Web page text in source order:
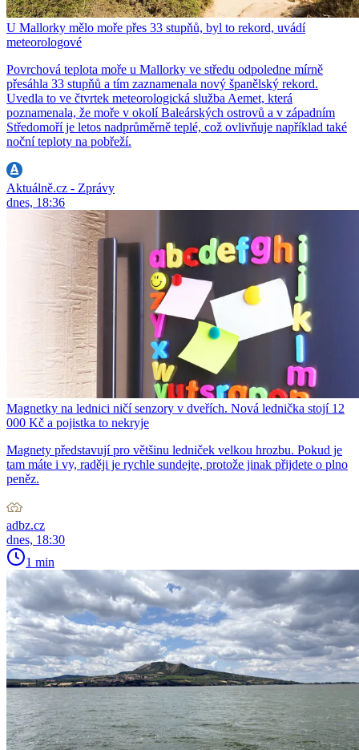
U Mallorky mělo moře přes 33 stupňů, byl to rekord, uvádí
meteorologové
Povrchová teplota moře u Mallorky ve středu odpoledne mírně
přesáhla 33 stupňů a tím zaznamenala nový španělský rekord.
Uvedla to ve čtvrtek meteorologická služba Aemet, která
poznamenala, že moře v okolí Baleárských ostrovů a v západním
Středomoří je letos nadprůměrně teplé, což ovlivňuje například také
noční teploty na pobřeží.
Aktuálně.cz - Zprávy
dnes, 18:36
Magnetky na lednici ničí senzory v dveřích. Nová lednička stojí 12
000 Kč a pojistka to nekryje
Magnety představují pro většinu ledniček velkou hrozbu. Pokud je
tam máte i vy, raději je rychle sundejte, protože jinak přijdete o plno
peněz.
adbz.cz
dnes, 18:30
1 min